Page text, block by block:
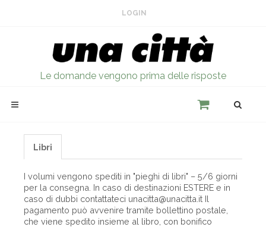
LOGIN
Le domande vengono prima delle risposte
Libri
I volumi vengono spediti in "pieghi di libri" – 5/6 giorni
per la consegna. In caso di destinazioni ESTERE e in
caso di dubbi contattateci unacitta@unacitta.it Il
pagamento può avvenire tramite bollettino postale,
che viene spedito insieme al libro, con bonifico